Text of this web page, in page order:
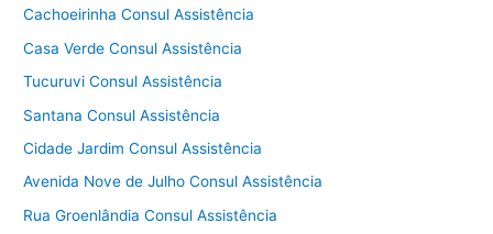
Cachoeirinha Consul Assistência
Casa Verde Consul Assistência
Tucuruvi Consul Assistência
Santana Consul Assistência
Cidade Jardim Consul Assistência
Avenida Nove de Julho Consul Assistência
Rua Groenlândia Consul Assistência